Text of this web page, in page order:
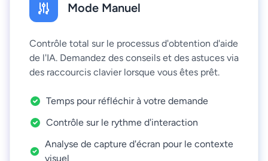
Mode Manuel
Contrôle total sur le processus d'obtention d'aide
de l'IA. Demandez des conseils et des astuces via
des raccourcis clavier lorsque vous êtes prêt.
Temps pour réfléchir à votre demande
Contrôle sur le rythme d'interaction
Analyse de capture d'écran pour le contexte
visuel